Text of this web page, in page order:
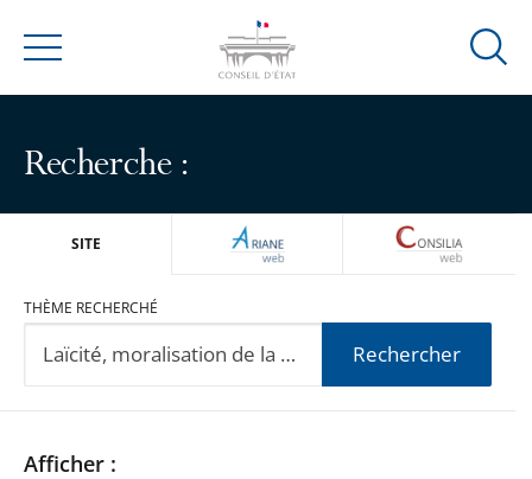
Menu
Ouvrir
Recherche :
SITE ARIANEWEB
THÈME RECHERCHÉ
Rechercher
Passer
Passer
Afficher :